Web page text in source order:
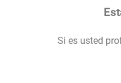
Si es usted